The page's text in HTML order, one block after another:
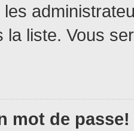
les
la liste. Vous
mot de passe!